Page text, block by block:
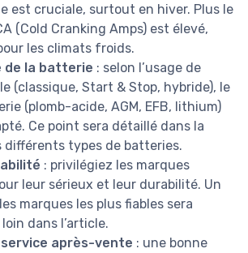
est cruciale, surtout en hiver. Plus le
(Cold Cranking Amps) est élevé,
les climats froids.
de la batterie : selon l’usage de
(classique, Start & Stop, hybride), le
(plomb-acide, AGM, EFB, lithium)
Ce point sera détaillé dans la
différents types de batteries.
: privilégiez les marques
leur sérieux et leur durabilité. Un
marques les plus fiables sera
dans l’article.
après-vente : une bonne